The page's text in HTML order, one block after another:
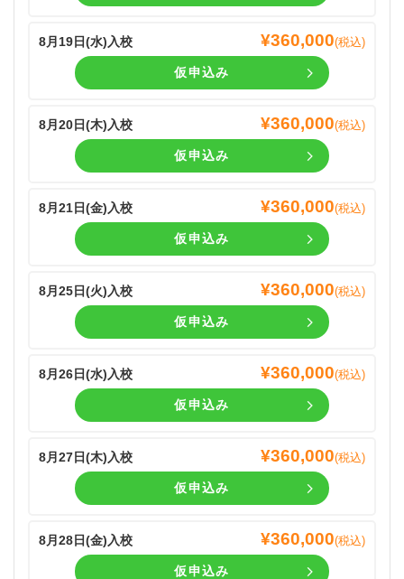
8月19日(水)入校 ¥360,000(税込)
仮申込み
8月20日(木)入校 ¥360,000(税込)
仮申込み
8月21日(金)入校 ¥360,000(税込)
仮申込み
8月25日(火)入校 ¥360,000(税込)
仮申込み
8月26日(水)入校 ¥360,000(税込)
仮申込み
8月27日(木)入校 ¥360,000(税込)
仮申込み
8月28日(金)入校 ¥360,000(税込)
仮申込み